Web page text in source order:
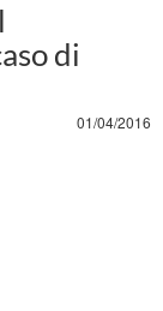
di
01/04/2016